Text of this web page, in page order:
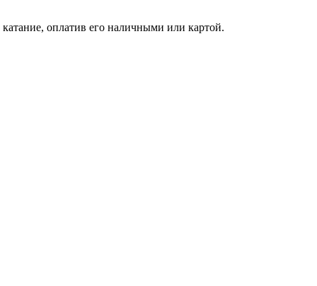
оплатив его наличными или картой.